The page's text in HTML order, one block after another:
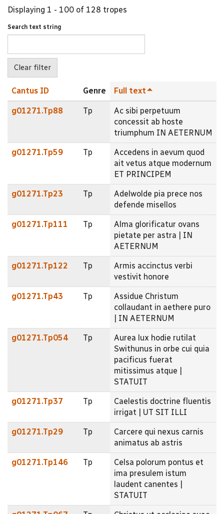
Displaying 1 - 100 of 128 tropes
Search text string
Cantus ID Genre Full text
g01271.Tp88 Tp
Ac sibi perpetuum
concessit ab hoste
triumphum IN AETERNUM
g01271.Tp59 Tp
Accedens in aevum quod
ait vetus atque modernum
ET PRINCIPEM
g01271.Tp23 Tp
Adelwolde pia prece nos
defende misellos
g01271.Tp111 Tp
Alma glorificatur ovans
pietate per astra | IN
AETERNUM
g01271.Tp122 Tp
Armis accinctus verbi
vestivit honore
g01271.Tp43 Tp
Assidue Christum
collaudant in aethere puro
| IN AETERNUM
g01271.Tp054 Tp
Aurea lux hodie rutilat
Swithunus in orbe cui quia
pacificus fuerat
mitissimus atque |
STATUIT
g01271.Tp37 Tp
Caelestis doctrine fluentis
irrigat | UT SIT ILLI
g01271.Tp29 Tp
Carcere qui nexus carnis
animatus ab astris
g01271.Tp146 Tp
Celsa polorum pontus et
ima presulem istum
laudent canentes |
STATUIT